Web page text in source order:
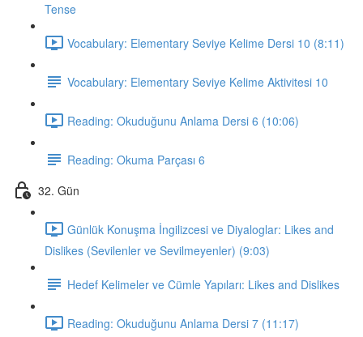
Tense
Vocabulary: Elementary Seviye Kelime Dersi 10 (8:11)
Vocabulary: Elementary Seviye Kelime Aktivitesi 10
Reading: Okuduğunu Anlama Dersi 6 (10:06)
Reading: Okuma Parçası 6
32. Gün
Günlük Konuşma İngilizcesi ve Diyaloglar: Likes and
Dislikes (Sevilenler ve Sevilmeyenler) (9:03)
Hedef Kelimeler ve Cümle Yapıları: Likes and Dislikes
Reading: Okuduğunu Anlama Dersi 7 (11:17)